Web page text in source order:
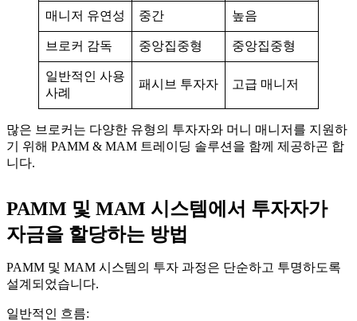
매니저 유연성 중간 높음
브로커 감독 중앙집중형 중앙집중형
일반적인 사용
사례
패시브 투자자 고급 매니저
많은 브로커는 다양한 유형의 투자자와 머니 매니저를 지원하
기 위해 PAMM & MAM 트레이딩 솔루션을 함께 제공하곤 합
니다.
PAMM 및 MAM 시스템에서 투자자가
자금을 할당하는 방법
PAMM 및 MAM 시스템의 투자 과정은 단순하고 투명하도록
설계되었습니다.
일반적인 흐름: